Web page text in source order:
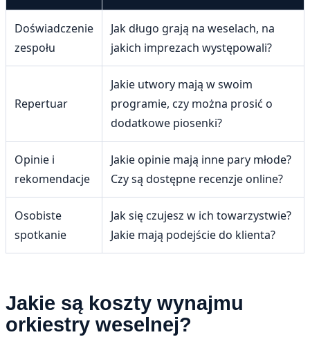
Doświadczenie
zespołu
Jak długo grają na weselach, na
jakich imprezach występowali?
Repertuar
Jakie utwory mają w swoim
programie, czy można prosić o
dodatkowe piosenki?
Opinie i
rekomendacje
Jakie opinie mają inne pary młode?
Czy są dostępne recenzje online?
Osobiste
spotkanie
Jak się czujesz w ich towarzystwie?
Jakie mają podejście do klienta?
Jakie są koszty wynajmu
orkiestry weselnej?